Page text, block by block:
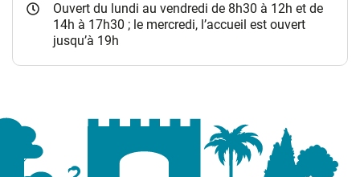
Ouvert du lundi au vendredi de 8h30 à 12h et de
14h à 17h30 ; le mercredi, l’accueil est ouvert
jusqu’à 19h